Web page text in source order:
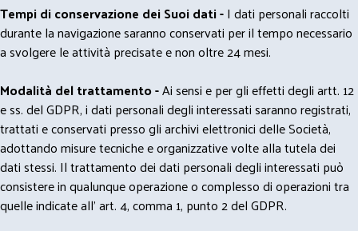
Tempi di conservazione dei Suoi dati -I dati personali raccolti
durante la navigazione saranno conservati per il tempo necessario
a svolgere le attività precisate e non oltre 24 mesi.
Modalità del trattamento -Ai sensi e per gli effetti degli artt. 12
e ss. del GDPR, i dati personali degli interessati saranno registrati,
trattati e conservati presso gli archivi elettronici delle Società,
adottando misure tecniche e organizzative volte alla tutela dei
dati stessi. Il trattamento dei dati personali degli interessati può
consistere in qualunque operazione o complesso di operazioni tra
quelle indicate all' art. 4, comma 1, punto 2 del GDPR.